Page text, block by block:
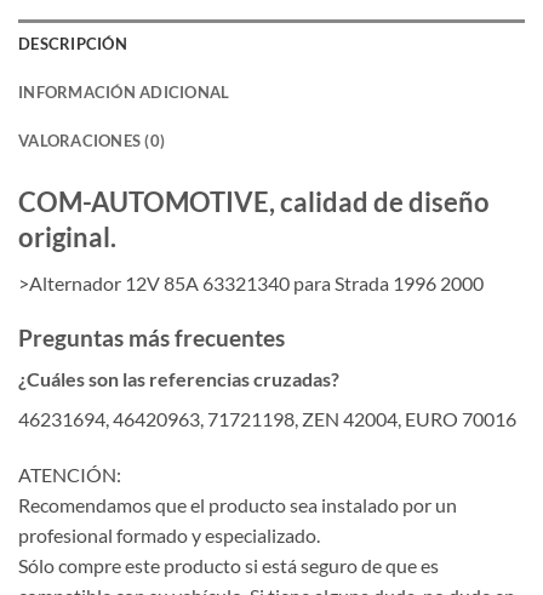
DESCRIPCIÓN
INFORMACIÓN ADICIONAL
VALORACIONES (0)
COM-AUTOMOTIVE, calidad de diseño
original.
>Alternador 12V 85A 63321340 para Strada 1996 2000
Preguntas más frecuentes
¿Cuáles son las referencias cruzadas?
46231694, 46420963, 71721198, ZEN 42004, EURO 70016
ATENCIÓN:
Recomendamos que el producto sea instalado por un
profesional formado y especializado.
Sólo compre este producto si está seguro de que es